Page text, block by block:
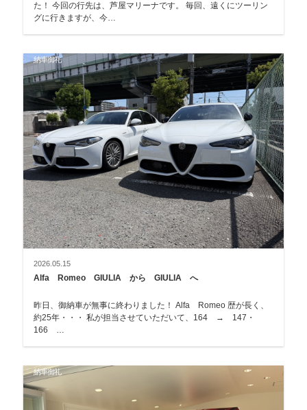
た！ 今回の行先は、芦屋マリーナです。 毎回、遠くにツーリン
グに行きますが、今…
納車御礼
2026.05.15
Alfa Romeo GIULIA から GIULIA へ
昨日、御納車が無事に終わりました！ Alfa Romeo 歴が長く、
約25年・・・ 私が担当させていただいて、164 → 147・
166 …
納車御礼